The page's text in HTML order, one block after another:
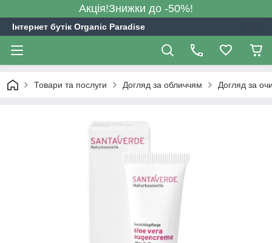
Акція!Знижки до -50%!
Інтернет бутік Organic Paradise
Товари та послуги Догляд за обличчям Догляд за